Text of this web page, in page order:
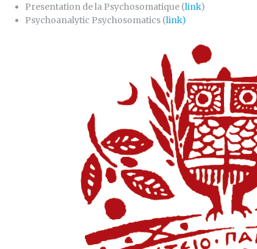
Presentation de la Psychosomatique (link)
Psychoanalytic Psychosomatics (link)